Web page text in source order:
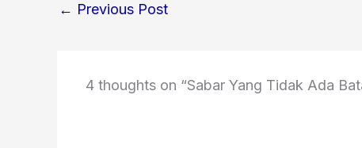
← Previous Post
4 thoughts on “Sabar Yang Tidak Ada